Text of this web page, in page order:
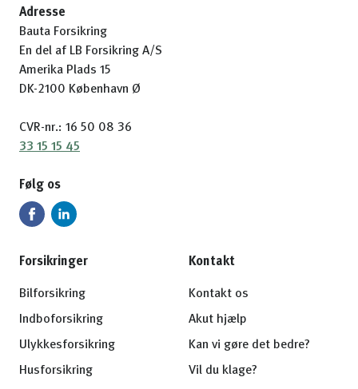
Adresse
Bauta Forsikring
En del af LB Forsikring A/S
Amerika Plads 15
DK-2100 København Ø
CVR-nr.: 16 50 08 36
33 15 15 45
Følg os
Forsikringer
Bilforsikring
Indboforsikring
Ulykkesforsikring
Husforsikring
Kontakt
Kontakt os
Akut hjælp
Kan vi gøre det bedre?
Vil du klage?